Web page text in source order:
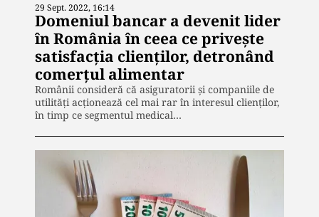
29 Sept. 2022, 16:14
Domeniul bancar a devenit lider
în România în ceea ce privește
satisfacția clienților, detronând
comerțul alimentar
Românii consideră că asiguratorii și companiile de
utilități acționează cel mai rar în interesul clienților,
în timp ce segmentul medical…